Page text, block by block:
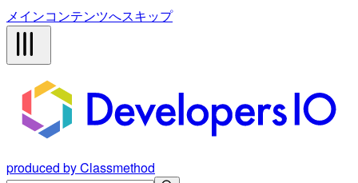
メインコンテンツへスキップ
produced by Classmethod